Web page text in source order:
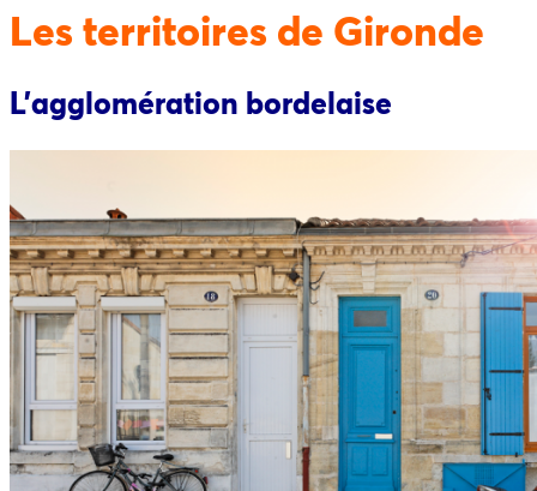
Les territoires de Gironde
L’agglomération bordelaise